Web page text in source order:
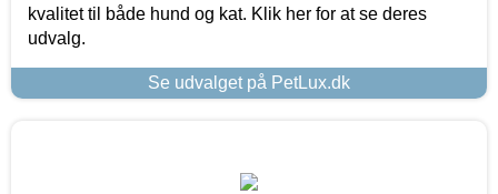
kvalitet til både hund og kat. Klik her for at se deres
udvalg.
Se udvalget på PetLux.dk